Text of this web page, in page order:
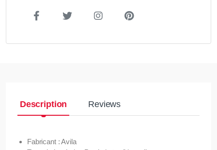
Description Reviews
Fabricant : Avila